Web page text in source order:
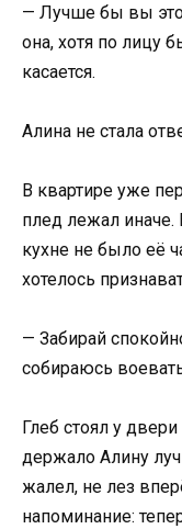
— Лучше бы вы
она, хотя по лицу
касается.
Алина не стала
В квартире уже
плед лежал иначе.
кухне не было её
хотелось
— Забирай
собираюсь
Глеб стоял у
держало Алину
жалел, не лез
напоминание: